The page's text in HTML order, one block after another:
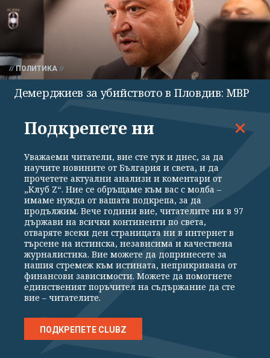
ПОЛИТИКА
Демерджиев за убийството в Пловдив: МВР
ПОЛИТИКА
"Опит за убийство", "диверсионни групи на
чужда служба": Георги Кандев припомни
историята на "ЕМКО"
Подкрепете ни
Уважаеми читатели, вие сте тук и днес, за да
научите новините от България и света, и да
прочетете актуални анализи и коментари от
„Клуб Z“. Ние се обръщаме към вас с молба –
имаме нужда от вашата подкрепа, за да
продължим. Вече години вие, читателите ни в 97
държави на всички континенти по света,
отваряте всеки ден страницата ни в интернет в
търсене на истинска, независима и качествена
журналистика. Вие можете да допринесете за
нашия стремеж към истината, неприкривана от
финансови зависимости. Можете да помогнете
единственият поръчител на съдържание да сте
вие – читателите.
ПОДКРЕПЕТЕ CLUBZ